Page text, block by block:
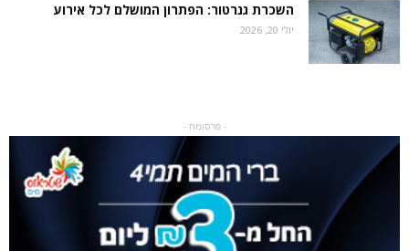
השכרת גנרטור: הפתרון המושלם לכל אירוע
יולי 20, 2026
- פרסומת -